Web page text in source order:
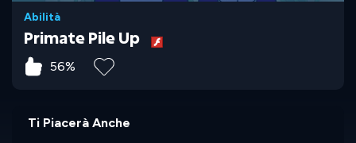
Abilità
Primate Pile Up
56%
Ti Piacerà Anche